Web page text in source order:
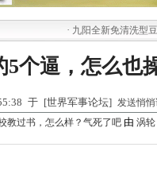
九阳全新免清洗型豆
5个逼，怎么也
于 [世界军事论坛] 发送悄
教过书，怎么样？气死了吧 由 涡轮